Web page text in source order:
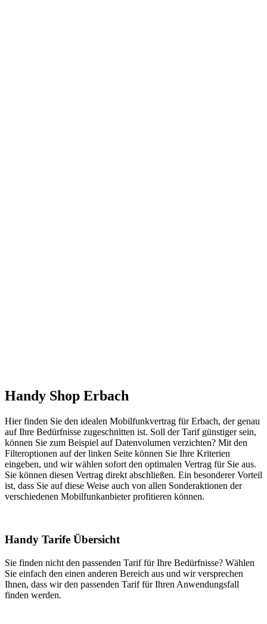
Handy Shop Erbach
Hier finden Sie den idealen Mobilfunkvertrag für Erbach, der genau
auf Ihre Bedürfnisse zugeschnitten ist. Soll der Tarif günstiger sein,
können Sie zum Beispiel auf Datenvolumen verzichten? Mit den
Filteroptionen auf der linken Seite können Sie Ihre Kriterien
eingeben, und wir wählen sofort den optimalen Vertrag für Sie aus.
Sie können diesen Vertrag direkt abschließen. Ein besonderer Vorteil
ist, dass Sie auf diese Weise auch von allen Sonderaktionen der
verschiedenen Mobilfunkanbieter profitieren können.
Handy Tarife Übersicht
Sie finden nicht den passenden Tarif für Ihre Bedürfnisse? Wählen
Sie einfach den einen anderen Bereich aus und wir versprechen
Ihnen, dass wir den passenden Tarif für Ihren Anwendungsfall
finden werden.